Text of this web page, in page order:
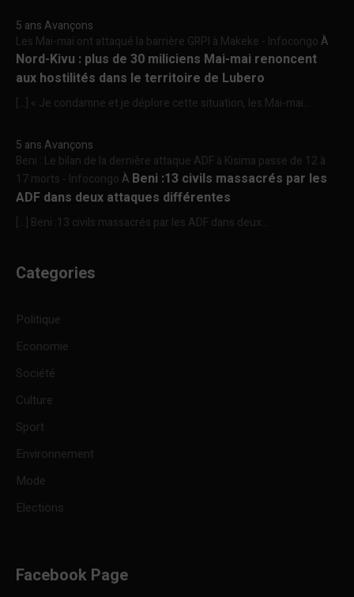
5 ans Avançons
Les Mai-mai ont attaqué la barrière GRPI à Makeke - InfocongoÀ
Nord-Kivu : plus de 30 miliciens Mai-mai renoncent
aux hostilités dans le territoire de Lubero
[…] « Je condamne et je déplore cette situation, les Mai-mai...
5 ans Avançons
Beni : Le bilan de la dernière attaque ADF à Kisima passe de 12 à
17 morts - InfocongoÀ Beni :13 civils massacrés par les
ADF dans deux attaques différentes
[…] Beni :13 civils massacrés par les ADF dans deux...
Categories
Politique
Economie
Société
Culture
Sport
Environnement
Mode
Elections
Facebook Page